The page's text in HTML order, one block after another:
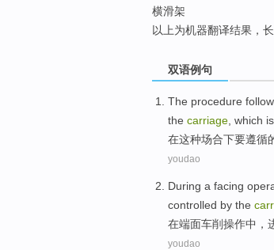
横滑架
以上为机器翻译结果，
双语例句
The procedure
the carriage , which is
在这种场合下要遵循
youdao
During a facing
controlled by the
在端面车削操作中，
youdao